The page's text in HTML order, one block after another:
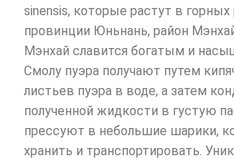
sinensis, которые растут в горных
провинции Юньнань, район
Мэнхай славится богатым и
Смолу пуэра получают путем
листьев пуэра в воде, а затем
полученной жидкости в густую
прессуют в небольшие шарики,
хранить и транспортировать.